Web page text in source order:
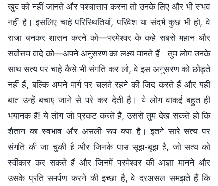
खुद को नहीं जानते और पश्चात्ताप करना तो उनके लिए और भी संभव
नहीं है। इसलिए चाहे परिस्थितियाँ, परिवेश या संदर्भ कुछ भी हो, वे
राजा बनकर शासन करने को—परमेश्वर के कहे सबसे महान और
सर्वोत्तम वादे को—अपने अनुसरण का लक्ष्य मानते हैं। तुम लोग उनके
साथ सत्य पर चाहे कैसे भी संगति कर लो, वे इस अनुसरण को छोड़ते
नहीं हैं, बल्कि अपने मार्ग पर चलते रहने की जिद करते हैं और यही
बात उन्हें बचाए जाने से परे कर देती है। ये लोग वाकई बहुत ही
भयानक हैं! ये लोग जो प्रकट करते हैं, उससे तुम देख सकते हो कि
शैतान का स्वभाव और असली रूप क्या है। इतने सारे सत्य पर
संगति की जा चुकी है और जिनके पास सूझ-बूझ है, जो सत्य को
स्वीकार कर सकते हैं और जिनमें परमेश्वर की आज्ञा मानने और
उसके प्रति समर्पण करने की इच्छा है, वे दरअसल समझते हैं कि